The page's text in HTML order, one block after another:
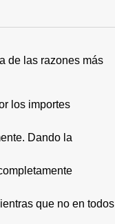
de las razones más
los importes
Dando la
que no en todos